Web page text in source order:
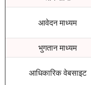
आवेदन माध्यम
भुगतान माध्यम
आधिकारिक वेबसाइट